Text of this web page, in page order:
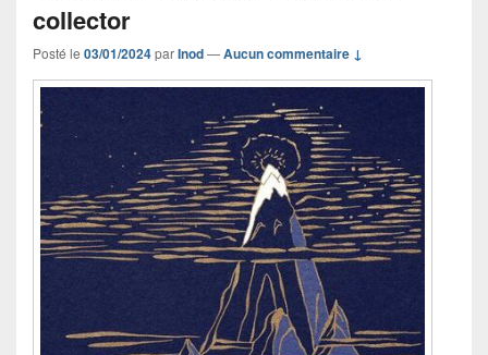
collector
Posté le 03/01/2024parInod—Aucun commentaire ↓